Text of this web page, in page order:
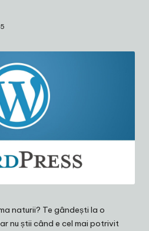
naturii? Te gândești la o
nu știi când e cel mai potrivit